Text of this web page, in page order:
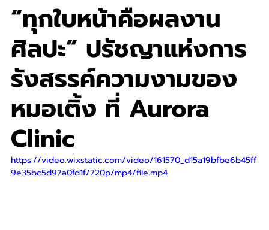
“ทุกใบหน้าคือผลงาน
ศิลปะ” ปรัชญาแห่งการ
รังสรรค์ความงามของ
หมอเติ้ง ที่ Aurora
Clinic
https://video.wixstatic.com/video/161570_d15a19bfbe6b45ff
9e35bc5d97a0fd1f/720p/mp4/file.mp4